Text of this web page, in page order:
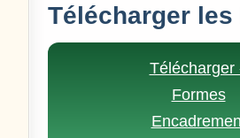
Télécharger les
Télécharger
Formes